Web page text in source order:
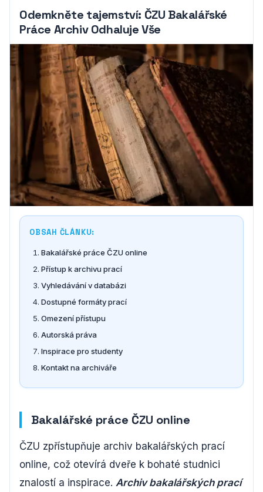
Odemkněte tajemství: ČZU Bakalářské
Práce Archiv Odhaluje Vše
OBSAH ČLÁNKU:
Bakalářské práce ČZU online
Přístup k archivu prací
Vyhledávání v databázi
Dostupné formáty prací
Omezení přístupu
Autorská práva
Inspirace pro studenty
Kontakt na archiváře
Bakalářské práce ČZU online
ČZU zpřístupňuje archiv bakalářských prací
online, což otevírá dveře k bohaté studnici
znalostí a inspirace. Archiv bakalářských prací